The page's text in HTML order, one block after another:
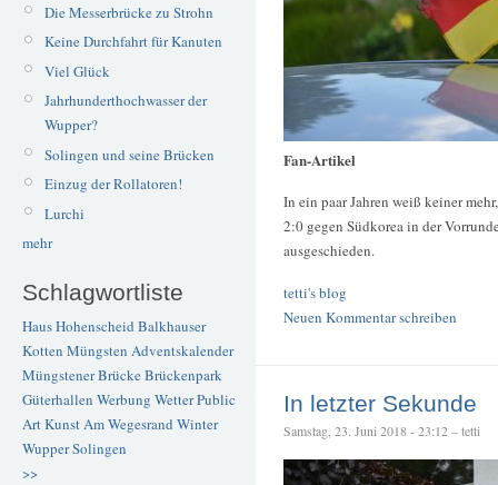
Die Messerbrücke zu Strohn
Keine Durchfahrt für Kanuten
Viel Glück
Jahrhunderthochwasser der
Wupper?
Solingen und seine Brücken
Einzug der Rollatoren!
Lurchi
mehr
Schlagwortliste
Haus Hohenscheid Balkhauser
Kotten Müngsten Adventskalender
Müngstener BrückeBrückenpark
Güterhallen Werbung WetterPublic
ArtKunstAm Wegesrand Winter
WupperSolingen
>>
Fan-Artikel
In ein paar Jahren weiß keiner
2:0 gegen Südkorea in der
ausgeschieden.
tetti's blog
Neuen Kommentar schreiben
In letzter Sekunde
Samstag, 23. Juni 2018 - 23:12 – tetti